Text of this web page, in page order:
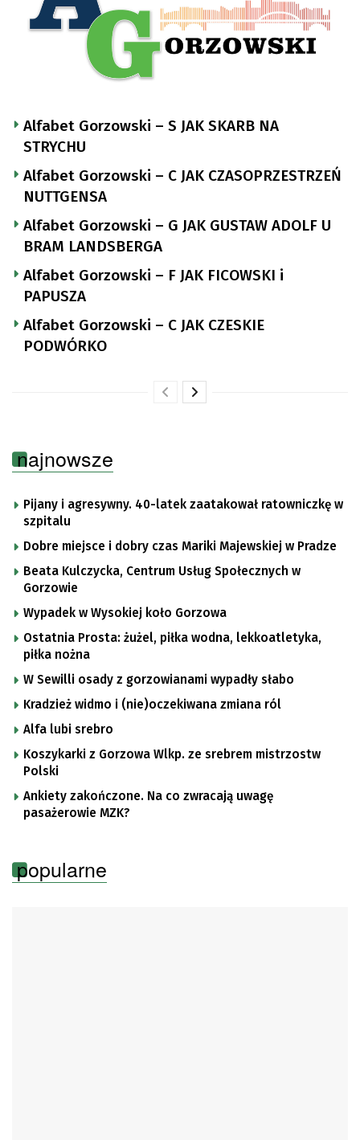
Alfabet Gorzowski – S JAK SKARB NA
STRYCHU
Alfabet Gorzowski – C JAK CZASOPRZESTRZEŃ
NUTTGENSA
Alfabet Gorzowski – G JAK GUSTAW ADOLF U
BRAM LANDSBERGA
Alfabet Gorzowski – F JAK FICOWSKI i
PAPUSZA
Alfabet Gorzowski – C JAK CZESKIE
PODWÓRKO
najnowsze
Pijany i agresywny. 40-latek zaatakował ratowniczkę w
szpitalu
Dobre miejsce i dobry czas Mariki Majewskiej w Pradze
Beata Kulczycka, Centrum Usług Społecznych w
Gorzowie
Wypadek w Wysokiej koło Gorzowa
Ostatnia Prosta: żużel, piłka wodna, lekkoatletyka,
piłka nożna
W Sewilli osady z gorzowianami wypadły słabo
Kradzież widmo i (nie)oczekiwana zmiana ról
Alfa lubi srebro
Koszykarki z Gorzowa Wlkp. ze srebrem mistrzostw
Polski
Ankiety zakończone. Na co zwracają uwagę
pasażerowie MZK?
popularne